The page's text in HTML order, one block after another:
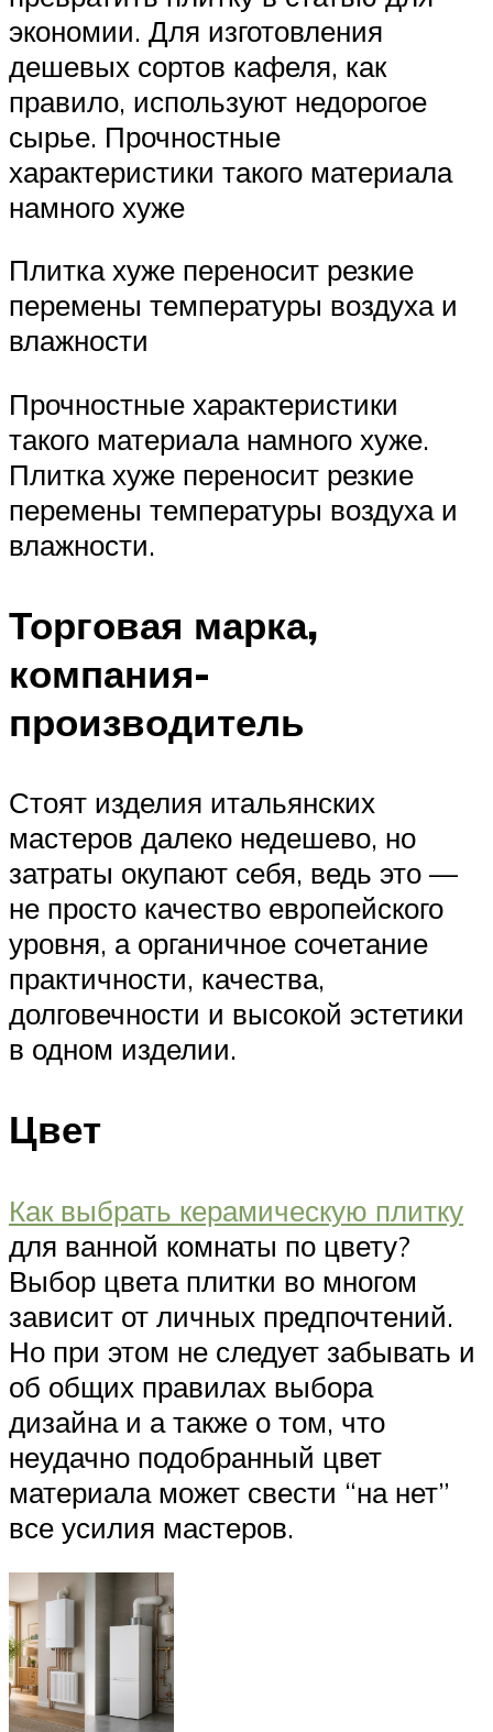
экономии. Для изготовления
дешевых сортов кафеля, как
правило, используют недорогое
сырье. Прочностные
характеристики такого материала
намного хуже
Плитка хуже переносит резкие
перемены температуры воздуха и
влажности
Прочностные характеристики
такого материала намного хуже.
Плитка хуже переносит резкие
перемены температуры воздуха и
влажности.
Торговая марка,
компания-
производитель
Стоят изделия итальянских
мастеров далеко недешево, но
затраты окупают себя, ведь это —
не просто качество европейского
уровня, а органичное сочетание
практичности, качества,
долговечности и высокой эстетики
в одном изделии.
Цвет
Как выбрать керамическую плитку
для ванной комнаты по цвету?
Выбор цвета плитки во многом
зависит от личных предпочтений.
Но при этом не следует забывать и
об общих правилах выбора
дизайна и а также о том, что
неудачно подобранный цвет
материала может свести “на нет”
все усилия мастеров.